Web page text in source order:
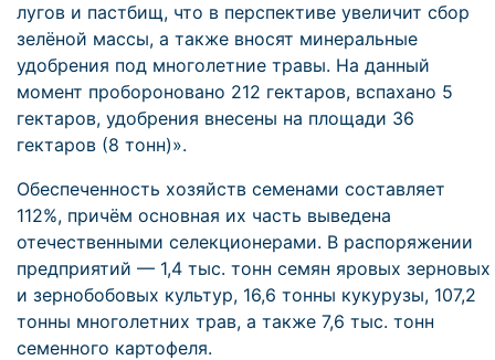
лугов и пастбищ, что в перспективе увеличит сбор
зелёной массы, а также вносят минеральные
удобрения под многолетние травы. На данный
момент пробороновано 212 гектаров, вспахано 5
гектаров, удобрения внесены на площади 36
гектаров (8 тонн)».
Обеспеченность хозяйств семенами составляет
112%, причём основная их часть выведена
отечественными селекционерами. В распоряжении
предприятий — 1,4 тыс. тонн семян яровых зерновых
и зернобобовых культур, 16,6 тонны кукурузы, 107,2
тонны многолетних трав, а также 7,6 тыс. тонн
семенного картофеля.